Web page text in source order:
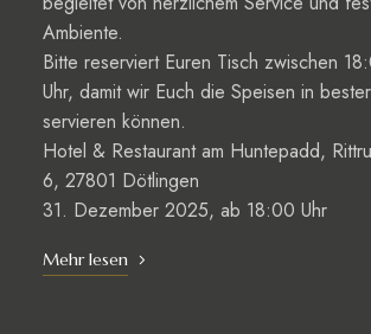
Ambiente.
Bitte reserviert Euren Tisch zwischen
Uhr, damit wir Euch die Speisen in
servieren können.
Hotel & Restaurant am Huntepadd,
6, 27801 Dötlingen
31. Dezember 2025, ab 18:00 Uhr
Mehr lesen